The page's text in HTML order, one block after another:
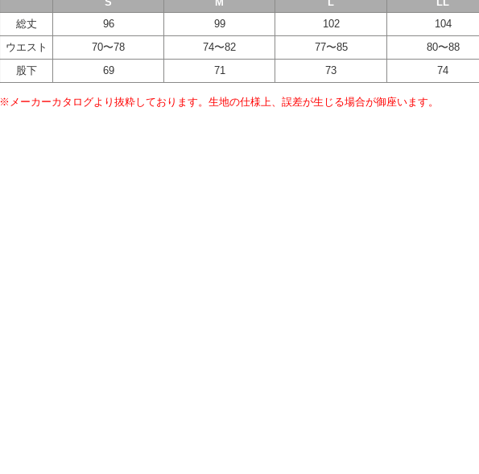
総丈
96 99 102 104
ウエスト
70〜78 74〜82 77〜85 80〜88
股下
69 71 73 74
※メーカーカタログより抜粋しております。生地の仕様上、誤差が生じる場合が御座います。